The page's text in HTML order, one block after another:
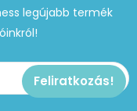
legújabb termék